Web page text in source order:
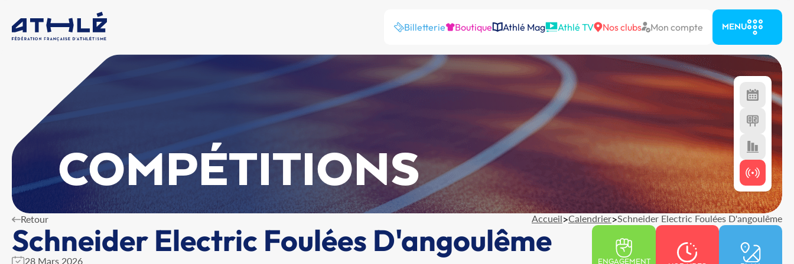
Billetterie Boutique Athlé Mag Athlé TV Nos clubs Mon compte MENU
COMPÉTITIONS
Retour Accueil>Calendrier>Schneider Electric Foulées D'angoulême
Schneider Electric Foulées D'angoulême
28 Mars 2026 ENGAGEMENT